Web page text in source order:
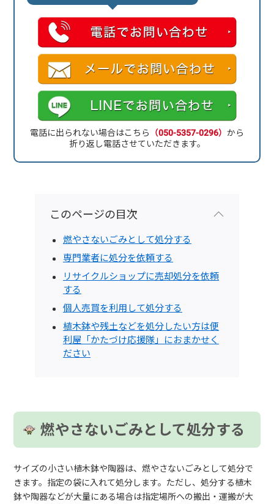
電話に出られない場合はこちら （050-5357-0296） から
折り返し電話させていただきます。
このページの目次
燃やさないごみとして処分する
専門業者に処分を依頼する
リサイクルショップに売却処分を依頼
する
個人売買を利用して処分する
植木鉢や残土などを処分したい方は便
利屋「かたづけ応援隊」におまかせく
ださい
燃やさないごみとして処分する
サイズの小さい植木鉢や陶器は、燃やさないごみとして処分で
きます。指定の袋に入れて処分します。ただし、処分する植木
鉢や陶器などが大量にある場合は指定場所への搬出・運搬が大